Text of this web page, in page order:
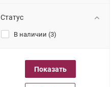
Статус
В наличии (3)